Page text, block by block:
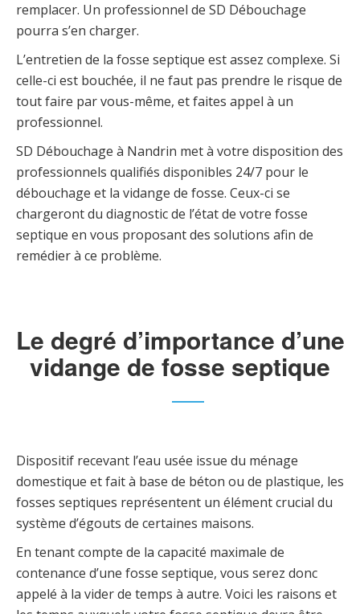
remplacer. Un professionnel de SD Débouchage
pourra s’en charger.
L’entretien de la fosse septique est assez complexe. Si
celle-ci est bouchée, il ne faut pas prendre le risque de
tout faire par vous-même, et faites appel à un
professionnel.
SD Débouchage à Nandrin met à votre disposition des
professionnels qualifiés disponibles 24/7 pour le
débouchage et la vidange de fosse. Ceux-ci se
chargeront du diagnostic de l’état de votre fosse
septique en vous proposant des solutions afin de
remédier à ce problème.
Le degré d’importance d’une
vidange de fosse septique
Dispositif recevant l’eau usée issue du ménage
domestique et fait à base de béton ou de plastique, les
fosses septiques représentent un élément crucial du
système d’égouts de certaines maisons.
En tenant compte de la capacité maximale de
contenance d’une fosse septique, vous serez donc
appelé à la vider de temps à autre. Voici les raisons et